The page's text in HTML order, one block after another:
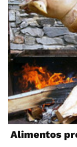
Alimentos